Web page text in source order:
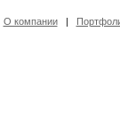
О компании|